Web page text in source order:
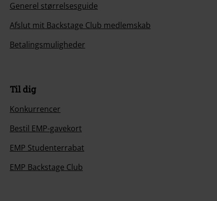
Generel størrelsesguide
Afslut mit Backstage Club medlemskab
Betalingsmuligheder
Til dig
Konkurrencer
Bestil EMP-gavekort
EMP Studenterrabat
EMP Backstage Club